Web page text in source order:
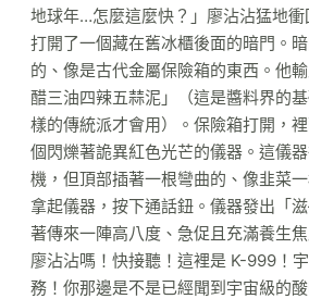
地球年…怎麼這麼快？」廖沾沾猛地衝
打開了一個藏在舊冰櫃後面的暗門。
的、像是古代金屬保險箱的東西。他
醋三油四辣五蒜泥」（這是醬料界的
樣的傳統派才會用）。保險箱打開，
個閃爍著詭異紅色光芒的儀器。這儀
機，但頂部插著一根彎曲的、像韭菜
拿起儀器，按下通話鈕。儀器發出「
著傳來一陣高八度、急促且充滿養生
廖沾沾嗎！快接聽！這裡是 K-999！
務！你那邊是不是已經聞到宇宙級的